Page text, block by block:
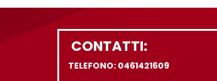
CONTATTI:
TELEFONO: 0461421609